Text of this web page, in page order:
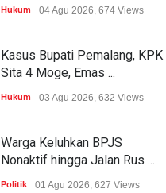
Hukum 04 Agu 2026, 674 Views
Kasus Bupati Pemalang, KPK
Sita 4 Moge, Emas ...
Hukum 03 Agu 2026, 632 Views
Warga Keluhkan BPJS
Nonaktif hingga Jalan Rus ...
Politik 01 Agu 2026, 627 Views